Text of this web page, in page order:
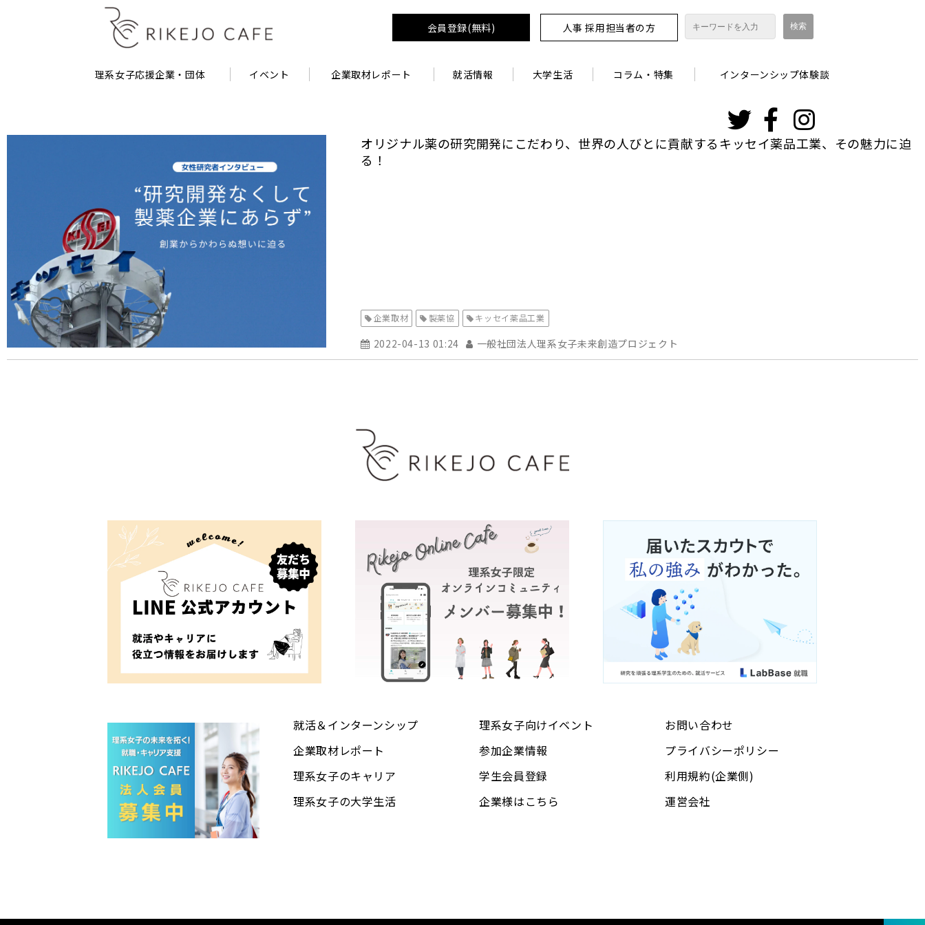
会員登録(無料) 人事 採用担当者の方
理系女子応援企業・団体 イベント 企業取材レポート 就活情報 大学生活 コラム・特集 インターンシップ体験談
オリジナル薬の研究開発にこだわり、世界の人びとに貢献するキッセイ薬品工業、その魅力に迫
る！
企業取材 製薬協 キッセイ薬品工業
2022-04-13 01:24 一般社団法人理系女子未来創造プロジェクト
就活＆インターンシップ
企業取材レポート
理系女子のキャリア
理系女子の大学生活
理系女子向けイベント
参加企業情報
学生会員登録
企業様はこちら
お問い合わせ
プライバシーポリシー
利用規約(企業側)
運営会社